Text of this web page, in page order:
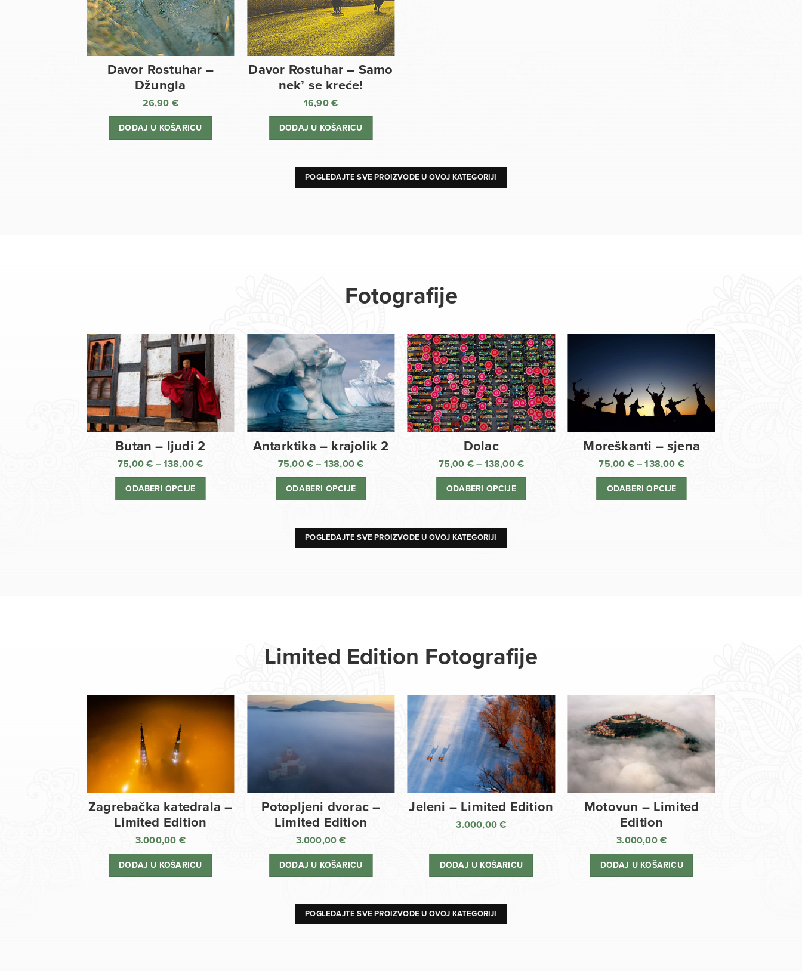
Davor Rostuhar –
Džungla
26,90 €
DODAJ U KOŠARICU
Davor Rostuhar – Samo
nek’ se kreće!
16,90€
DODAJ U KOŠARICU
POGLEDAJTE SVE PROIZVODE U OVOJ KATEGORIJI
Fotografije
Butan – ljudi 2
75,00€ – 138,00€
ODABERI OPCIJE
Antarktika – krajolik 2
75,00 € – 138,00€
138,00 €
ODABERI OPCIJE
Dolac
75,00 € – 138,00 €
cijena:
ODABERI OPCIJE
Moreškanti – sjena
75,00 € – 138,00 €Raspon
cijena:
ODABERI OPCIJE
POGLEDAJTE SVE PROIZVODE U OVOJ KATEGORIJI
Limited Edition Fotografije
Zagrebačka katedrala –
Limited Edition
3.000,00 €
DODAJ U KOŠARICU
Potopljeni dvorac –
Limited Edition
3.000,00€
DODAJ U KOŠARICU
Jeleni – Limited Edition
3.000,00€
DODAJ U KOŠARICU
Motovun – Limited
Edition
3.000,00 €
DODAJ U KOŠARICU
POGLEDAJTE SVE PROIZVODE U OVOJ KATEGORIJI